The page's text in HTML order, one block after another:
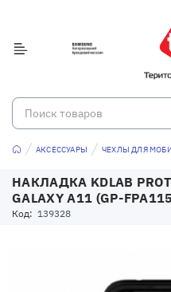
АКСЕССУАРЫ ЧЕХЛЫ ДЛЯ
НАКЛАДКА KDLAB
GALAXY A11 (GP-
Код: 139328